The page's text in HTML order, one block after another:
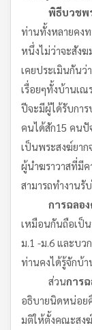
พิธีบวชพ
ท่านทั้งหลายคง
หนึ่งไม่ว่าจะสัง
เคยประเมินกันว่
เรื่อยๆทั้งบ้านเ
ปีจะมีผู้ได้รับกา
คนได้สัก15 คนปั
เป็นพระสงฆ์ยา
ผู้นำฆราวาสที่มีค
สามารถทำงานรั
การฉลอ
เหมือนกันถือเป็
ม.1 -ม.6 และบว
ท่านคงได้รู้จักบ้
ส่วนการ
อธิบายนิดหน่อย
มติให้ตั้งคณะสง